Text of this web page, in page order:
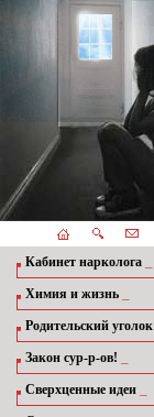
Кабинет нарколога
Химия и жизнь
Родительский уголок
Закон сур-р-ов!
Сверхценные идеи